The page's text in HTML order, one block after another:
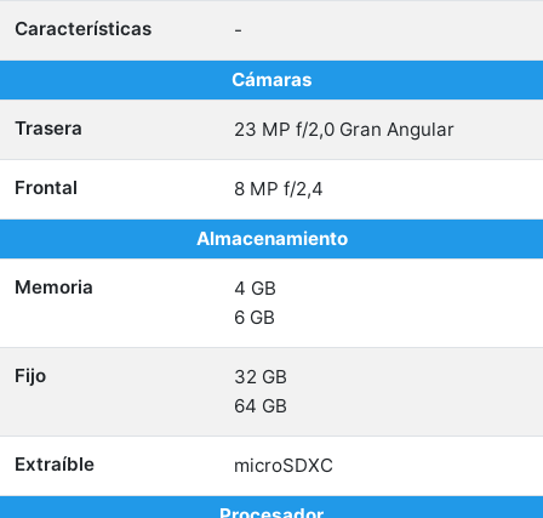
Características -
Cámaras
Trasera 23 MP f/2,0 Gran Angular
Frontal 8 MP f/2,4
Almacenamiento
Memoria
4 GB
6 GB
Fijo
32 GB
64 GB
Extraíble microSDXC